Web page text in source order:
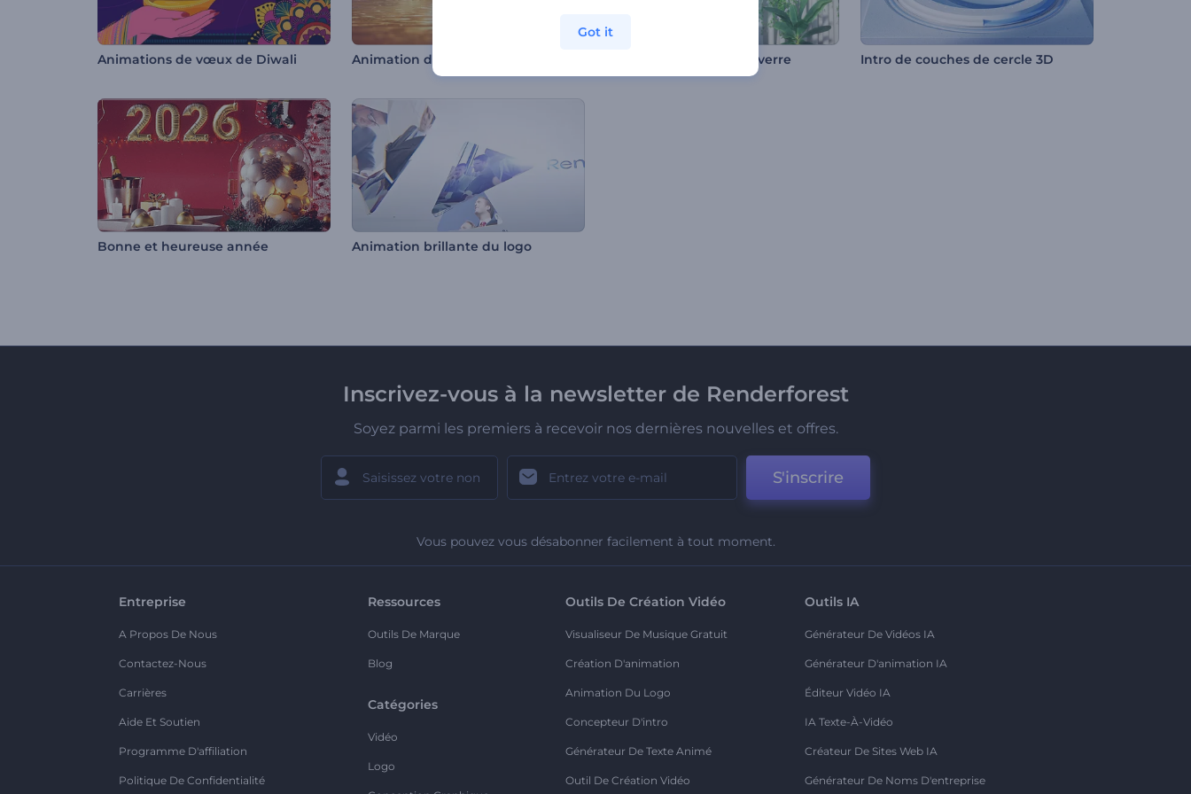
Animations de vœux de Diwali Intro avec panneau en verre Intro de couches de cercle 3D
Bonne et heureuse année Animation brillante du logo
Inscrivez-vous à la newsletter de Renderforest
Soyez parmi les premiers à recevoir nos dernières nouvelles et offres.
S'inscrire
Vous pouvez vous désabonner facilement à tout moment.
Entreprise
A Propos De Nous
Contactez-Nous
Carrières
Aide Et Soutien
Programme D'affiliation
Politique De Confidentialité
Ressources
Outils De Marque
Blog
Catégories
Vidéo
Logo
Outils De Création Vidéo
Visualiseur De Musique Gratuit
Création D'animation
Animation Du Logo
Concepteur D'intro
Générateur De Texte Animé
Outil De Création Vidéo
Outils IA
Générateur De Vidéos IA
Générateur D'animation IA
Éditeur Vidéo IA
IA Texte-À-Vidéo
Créateur De Sites Web IA
Générateur De Noms D'entreprise
Got it